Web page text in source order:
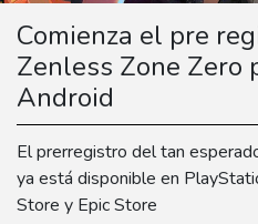
Comienza el pre
Zenless Zone Zero
Android
El prerregistro del tan
ya está disponible en
Store y Epic Store